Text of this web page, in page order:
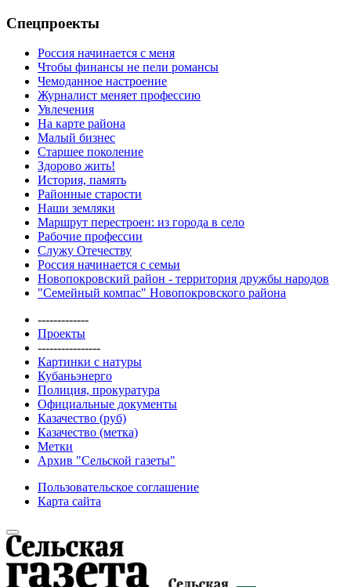
Спецпроекты
Россия начинается с меня
Чтобы финансы не пели романсы
Чемоданное настроение
Журналист меняет профессию
Увлечения
На карте района
Малый бизнес
Старшее поколение
Здорово жить!
История, память
Районные старости
Наши земляки
Маршрут перестроен: из города в село
Рабочие профессии
Служу Отечеству
Россия начинается с семьи
Новопокровский район - территория дружбы народов
"Семейный компас" Новопокровского района
-------------
Проекты
----------------
Картинки с натуры
Кубаньэнерго
Полиция, прокуратура
Официальные документы
Казачество (руб)
Казачество (метка)
Метки
Архив "Сельской газеты"
Пользовательское соглашение
Карта сайта